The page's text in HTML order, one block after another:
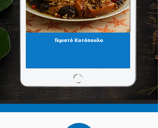
Γεμιστό Κοτόπουλο